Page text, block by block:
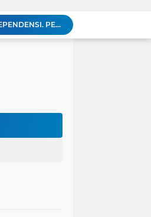
KABAG OPS POLRES TOBA DI NILAI KEHILANGAN INDEPENDENSI. PENGAMANAN PENEMBOKAN TANAH DI LAGUBOTI DAPAT SOROTAN.
BREAKING NEWS: Polsek Gunung Malela Gerebek Lokalisasi Bukit Maraja, Dua Perempuan Menangis Saat Diciduk Bersama Sabu
‎Wakil Bupati Audiensi dengan Wamenaker RI, Dorong Penguatan SDM dan Perlindungan Pekerja di Tanjung Jabung Barat ‎ ‎